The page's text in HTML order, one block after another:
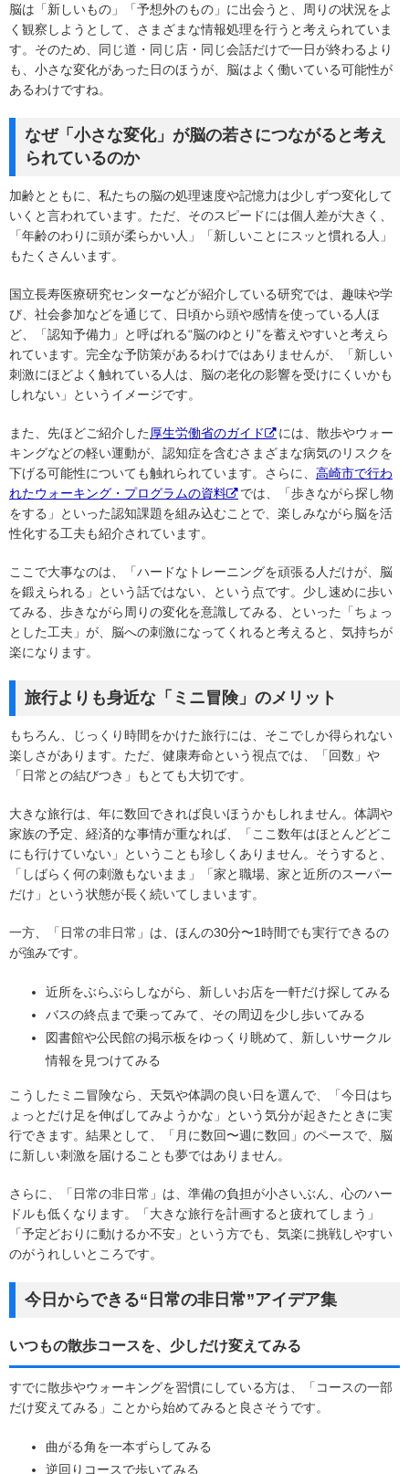
脳は「新しいもの」「予想外のもの」に出会うと、周りの状況をよ
く観察しようとして、さまざまな情報処理を行うと考えられていま
す。そのため、同じ道・同じ店・同じ会話だけで一日が終わるより
も、小さな変化があった日のほうが、脳はよく働いている可能性が
あるわけですね。
なぜ「小さな変化」が脳の若さにつながると考え
られているのか
加齢とともに、私たちの脳の処理速度や記憶力は少しずつ変化して
いくと言われています。ただ、そのスピードには個人差が大きく、
「年齢のわりに頭が柔らかい人」「新しいことにスッと慣れる人」
もたくさんいます。
国立長寿医療研究センターなどが紹介している研究では、趣味や学
び、社会参加などを通じて、日頃から頭や感情を使っている人ほ
ど、「認知予備力」と呼ばれる“脳のゆとり”を蓄えやすいと考えら
れています。完全な予防策があるわけではありませんが、「新しい
刺激にほどよく触れている人は、脳の老化の影響を受けにくいかも
しれない」というイメージです。
また、先ほどご紹介した厚生労働省のガイド
には、散歩やウォー
キングなどの軽い運動が、認知症を含むさまざまな病気のリスクを
下げる可能性についても触れられています。さらに、 高崎市で行わ
れたウォーキング・プログラムの資料
では、「歩きながら探し物
をする」といった認知課題を組み込むことで、楽しみながら脳を活
性化する工夫も紹介されています。
ここで大事なのは、「ハードなトレーニングを頑張る人だけが、脳
を鍛えられる」という話ではない、という点です。少し速めに歩い
てみる、歩きながら周りの変化を意識してみる、といった「ちょっ
とした工夫」が、脳への刺激になってくれると考えると、気持ちが
楽になります。
旅行よりも身近な「ミニ冒険」のメリット
もちろん、じっくり時間をかけた旅行には、そこでしか得られない
楽しさがあります。ただ、健康寿命という視点では、「回数」や
「日常との結びつき」もとても大切です。
大きな旅行は、年に数回できれば良いほうかもしれません。体調や
家族の予定、経済的な事情が重なれば、「ここ数年はほとんどどこ
にも行けていない」ということも珍しくありません。そうすると、
「しばらく何の刺激もないまま」「家と職場、家と近所のスーパー
だけ」という状態が長く続いてしまいます。
一方、「日常の非日常」は、ほんの30分〜1時間でも実行できるの
が強みです。
近所をぶらぶらしながら、新しいお店を一軒だけ探してみる
バスの終点まで乗ってみて、その周辺を少し歩いてみる
図書館や公民館の掲示板をゆっくり眺めて、新しいサークル
情報を見つけてみる
こうしたミニ冒険なら、天気や体調の良い日を選んで、「今日はち
ょっとだけ足を伸ばしてみようかな」という気分が起きたときに実
行できます。結果として、「月に数回〜週に数回」のペースで、脳
に新しい刺激を届けることも夢ではありません。
さらに、「日常の非日常」は、準備の負担が小さいぶん、心のハー
ドルも低くなります。「大きな旅行を計画すると疲れてしまう」
「予定どおりに動けるか不安」という方でも、気楽に挑戦しやすい
のがうれしいところです。
今日からできる“日常の非日常”アイデア集
いつもの散歩コースを、少しだけ変えてみる
すでに散歩やウォーキングを習慣にしている方は、「コースの一部
だけ変えてみる」ことから始めてみると良さそうです。
曲がる角を一本ずらしてみる
逆回りコースで歩いてみる